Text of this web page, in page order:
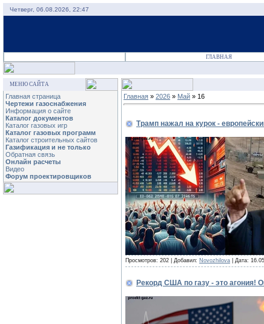
Четверг, 06.08.2026, 22:47
ГЛАВНАЯ
МЕНЮ САЙТА
Главная страница
Чертежи газоснабжения
Информация о сайте
Каталог документов
Каталог газовых игр
Каталог газовых программ
Каталог строительных сайтов
Газификация и не только
Обратная связь
Онлайн расчеты
Видео
Форум проектировщиков
Главная » 2026 » Май » 16
Трамп нажал на курок -
Просмотров: 202 | Добавил: Novozhilova | Дата:
Рекорд США по газу - это агония!